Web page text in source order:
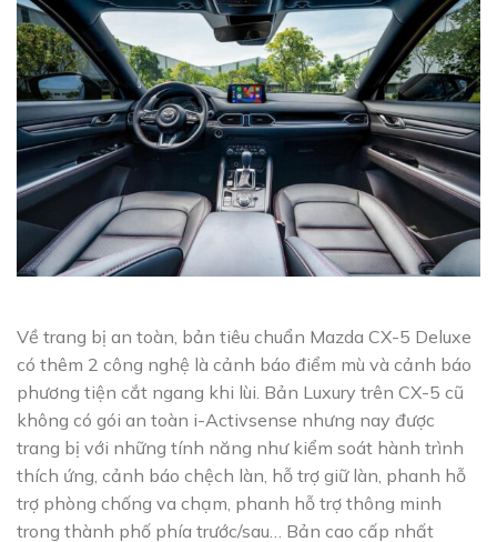
Về trang bị an toàn, bản tiêu chuẩn Mazda CX-5 Deluxe
có thêm 2 công nghệ là cảnh báo điểm mù và cảnh báo
phương tiện cắt ngang khi lùi. Bản Luxury trên CX-5 cũ
không có gói an toàn i-Activsense nhưng nay được
trang bị với những tính năng như kiểm soát hành trình
thích ứng, cảnh báo chệch làn, hỗ trợ giữ làn, phanh hỗ
trợ phòng chống va chạm, phanh hỗ trợ thông minh
trong thành phố phía trước/sau… Bản cao cấp nhất